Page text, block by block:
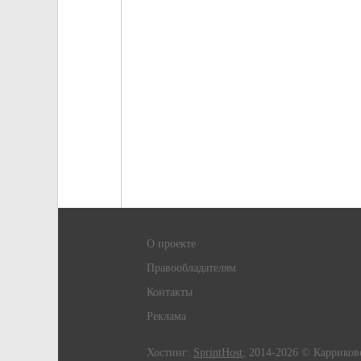
О проекте
Правообладателям
Контакты
Реклама
Хостинг: SprintHost; 2014-2026 ©